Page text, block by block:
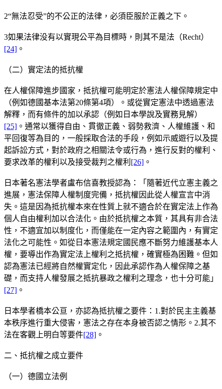
2“無法忍受”的不公正的法律，必須臣服於正義之下。
3如果法律没有以實現公平為目標時，則其不是法（Recht）
[24] 。
（二）實定法的抵抗權
在人權保障進步國家，抵抗權可能明定於憲法人權保障規定中
（例如德國基本法第20條第4項）。或從實定憲法中透過憲法
解釋，而有條件的加以承認（例如日本學說及實務見解）
[25] 。通常以獲得自由、貫徹正義、弱勢救濟、人權維護、和
平回復等為目的，一般採取合法的手段，例如示威遊行以及提
起訴訟方式，對於政府之相關法令或行為，進行反對的權利、
要求改革的權利以及接受裁判之權利 [26] 。
日本著名憲法學者盧布信喜教授認為：「隨著近代立憲主義之
進展，憲法保障人權制度完備，抵抗權因此從人權宣言中消
失。這是因為抵抗權本來在性質上就不適合於在實定法上作為
個人自由權利加以合法化。由於抵抗權之本質，其具有非合法
性，不適宜加以制度化，而僅能在一定內容之範圍內，有實定
法化之可能性。如從日本憲法規定國民應不斷努力維護基本人
權，要導出作為實定法上權利之抵抗權，確實極為困難。但如
認為憲法已經將自然權實定化，因此承認作為人權保障之基
礎，而支持人權發展之抵抗暴政之權利之理念，也十分可能」
[27] 。
日本學者橋本公亘，亦認為抵抗權之要件：1.對於民主主義基
本秩序進行重大侵害，憲法之存在本身被否認之情形。2.其不
法在客觀上明白等要件[28] 。
二、抵抗權之成立要件
（一）德國立法例